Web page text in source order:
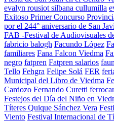
evalyn rousiot silbana cullumilla
Exitoso Primer Concurso
por el 244° aniversario de San
FAB -Festival de Audiovisuales
fabricio balogh Facundo López
familiares Fana Falcon Viedma
negro fatpren Fatpren salarios
Tello Fehgra Felipe Solá FER
Municipal del Libro de Viedma
Cardozo Fernando Curetti
Festejos del Día del Niño en
Títeres Quique Sánchez Vera
Viento Festival Internacional de